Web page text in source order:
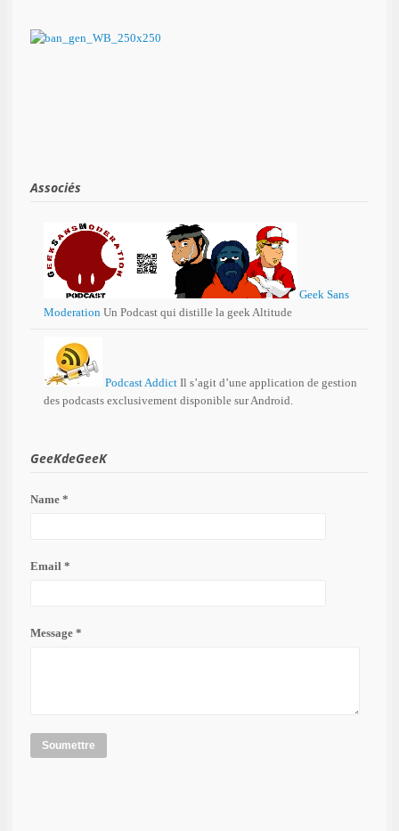
Associés
Geek Sans
Moderation Un Podcast qui distille la geek Altitude
Podcast Addict Il s’agit d’une application de gestion
des podcasts exclusivement disponible sur Android.
GeeKdeGeeK
Name *
Email *
Message *
Soumettre